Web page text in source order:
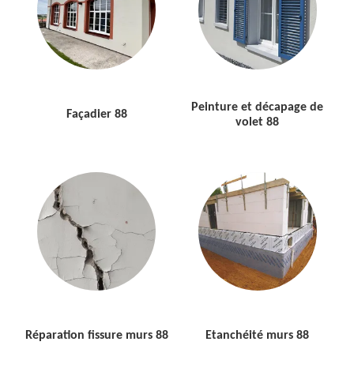
Façadier 88
Peinture et décapage de
volet 88
Réparation fissure murs 88 Etanchéité murs 88